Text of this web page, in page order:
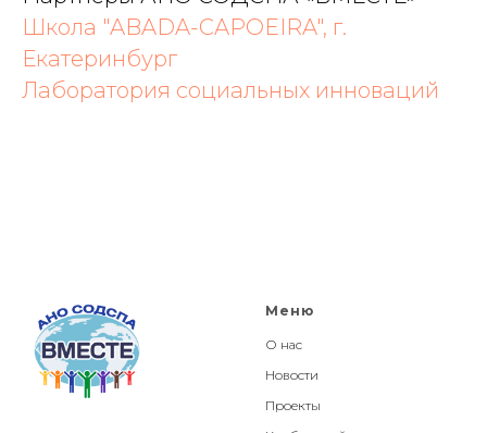
Школа "ABADA-CAPOEIRA", г.
Екатеринбург
Лаборатория социальных инноваций
Меню
О нас
Новости
Проекты